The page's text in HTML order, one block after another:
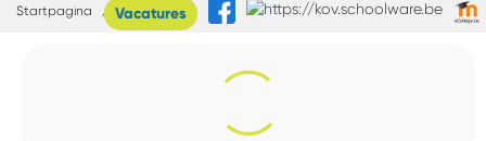
Startpagina TechnOV
Vacatures